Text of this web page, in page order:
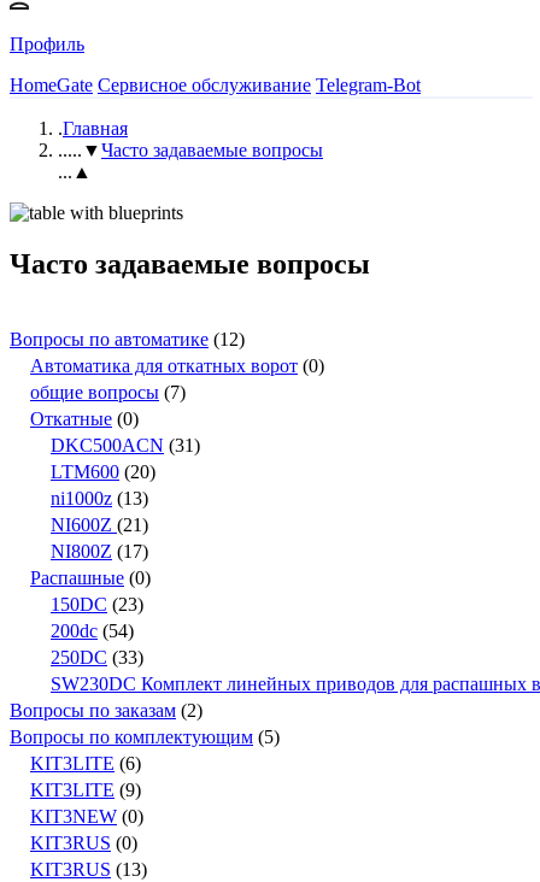
Профиль
HomeGate Сервисное обслуживание Telegram-Bot
.Главная
.....▼Часто задаваемые вопросы
...▲
Часто задаваемые вопросы
Вопросы по автоматике (12)
Автоматика для откатных ворот (0)
общие вопросы (7)
Откатные (0)
DKC500ACN (31)
LTM600 (20)
ni1000z (13)
NI600Z (21)
NI800Z (17)
Распашные (0)
150DC (23)
200dc (54)
250DC (33)
SW230DC Комплект линейных приводов для распашных
Вопросы по заказам (2)
Вопросы по комплектующим (5)
KIT3LITE (6)
KIT3LITE (9)
KIT3NEW (0)
KIT3RUS (0)
KIT3RUS (13)